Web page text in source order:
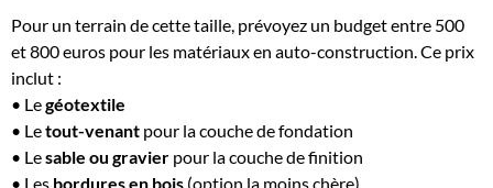
Pour un terrain de cette taille, prévoyez un budget entre 500
et 800 euros pour les matériaux en auto-construction. Ce prix
inclut :
• Legéotextile
• Letout-venant pour la couche de fondation
• Lesable ou gravier pour la couche de finition
• Les bordures en bois (option la moins chère)